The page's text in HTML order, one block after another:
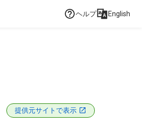
ヘルプ English
提供元サイトで表示